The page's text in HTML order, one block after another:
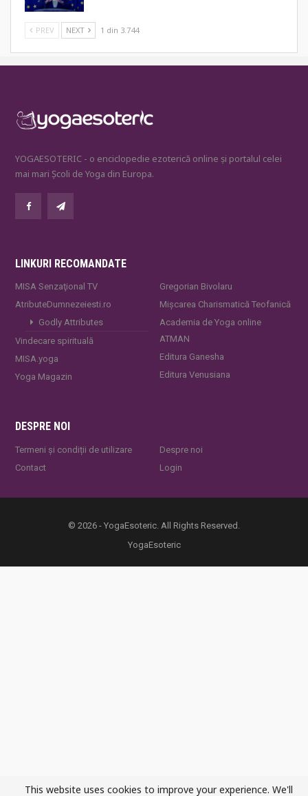
PREV NEXT 1 din 3.744
YOGAESOTERIC - o enciclopedie ezoterică online și portalul celei
mai mari Școli de Yoga din Europa.
LINKURI RECOMANDATE
MISA Senzaţional TV
AtributeDumnezeiesti.ro
Godly Attributes
Vindecare spirituală
MISA.yoga
Yoga Magazin
Gregorian Bivolaru
Mișcarea Charismatică Teofanică
Academia de Yoga online
ATMAN
Editura Ganesha
Editura Venusiana
DESPRE NOI
Termeni și condiții de utilizare
Contact
Despre noi
Login
© 2026 - YogaEsoteric. All Rights Reserved.
YogaEsoteric
This website uses cookies to improve your experience. We'll